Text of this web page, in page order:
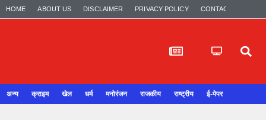
HOME ABOUT US DISCLAIMER PRIVACY POLICY CONTACT US
अन्य क्राइम खेल धर्म मनोरंजन राजकीय राष्ट्रीय ई-पेपर